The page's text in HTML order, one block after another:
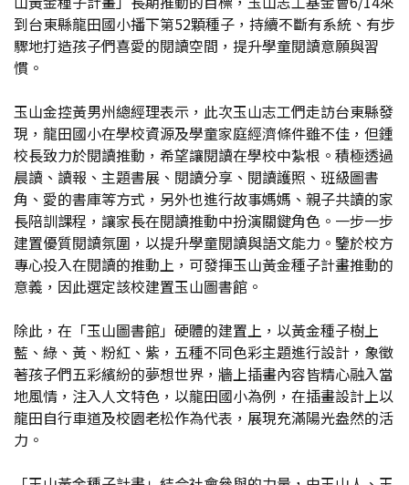
到台東縣龍田國小播下第52顆種子，持續不斷有系統、有步
驟地打造孩子們喜愛的閱讀空間，提升學童閱讀意願與習
慣。
玉山金控黃男州總經理表示，此次玉山志工們走訪台東縣發
現，龍田國小在學校資源及學童家庭經濟條件雖不佳，但鍾
校長致力於閱讀推動，希望讓閱讀在學校中紮根。積極透過
晨讀、讀報、主題書展、閱讀分享、閱讀護照、班級圖書
角、愛的書庫等方式，另外也進行故事媽媽、親子共讀的家
長陪訓課程，讓家長在閱讀推動中扮演關鍵角色。一步一步
建置優質閱讀氛圍，以提升學童閱讀與語文能力。鑒於校方
專心投入在閱讀的推動上，可發揮玉山黃金種子計畫推動的
意義，因此選定該校建置玉山圖書館。
除此，在「玉山圖書館」硬體的建置上，以黃金種子樹上
藍、綠、黃、粉紅、紫，五種不同色彩主題進行設計，象徵
著孩子們五彩繽紛的夢想世界，牆上插畫內容皆精心融入當
地風情，注入人文特色，以龍田國小為例，在插畫設計上以
龍田自行車道及校園老松作為代表，展現充滿陽光盎然的活
力。